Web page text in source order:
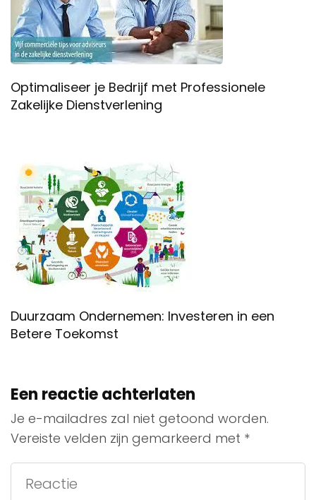
Optimaliseer je Bedrijf met Professionele
Zakelijke Dienstverlening
Duurzaam Ondernemen: Investeren in een
Betere Toekomst
Een reactie achterlaten
Je e-mailadres zal niet getoond worden.
Vereiste velden zijn gemarkeerd met *